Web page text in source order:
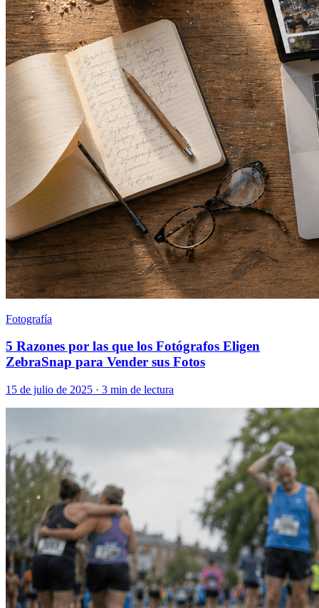
Fotografía
5 Razones por las que los Fotógrafos Eligen
ZebraSnap para Vender sus Fotos
15 de julio de 2025 · 3 min de lectura